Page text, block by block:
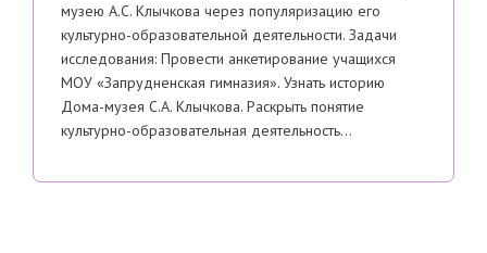
музею А.С. Клычкова через популяризацию его
культурно-образовательной деятельности. Задачи
исследования: Провести анкетирование учащихся
МОУ «Запрудненская гимназия». Узнать историю
Дома-музея С.А. Клычкова. Раскрыть понятие
культурно-образовательная деятельность…